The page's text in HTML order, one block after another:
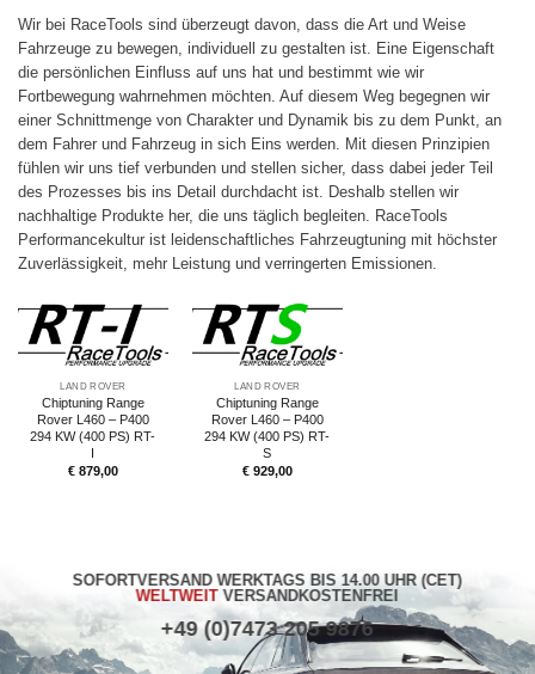
Wir bei RaceTools sind überzeugt davon, dass die Art und Weise
Fahrzeuge zu bewegen, individuell zu gestalten ist. Eine Eigenschaft
die persönlichen Einfluss auf uns hat und bestimmt wie wir
Fortbewegung wahrnehmen möchten. Auf diesem Weg begegnen wir
einer Schnittmenge von Charakter und Dynamik bis zu dem Punkt, an
dem Fahrer und Fahrzeug in sich Eins werden. Mit diesen Prinzipien
fühlen wir uns tief verbunden und stellen sicher, dass dabei jeder Teil
des Prozesses bis ins Detail durchdacht ist. Deshalb stellen wir
nachhaltige Produkte her, die uns täglich begleiten. RaceTools
Performancekultur ist leidenschaftliches Fahrzeugtuning mit höchster
Zuverlässigkeit, mehr Leistung und verringerten Emissionen.
LAND ROVER
Chiptuning Range
Rover L460 – P400
294 KW (400 PS) RT-
I
€879,00
LAND ROVER
Chiptuning Range
Rover L460 – P400
294 KW (400 PS) RT-
S
€929,00
SOFORTVERSAND WERKTAGS BIS 14.00 UHR (CET)
WELTWEITVERSANDKOSTENFREI
+49 (0)7473 205 9876